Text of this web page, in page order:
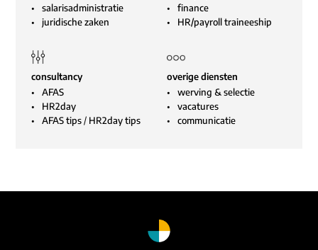
salarisadministratie
juridische zaken
finance
HR/payroll traineeship
consultancy
AFAS
HR2day
AFAS tips/ HR2day tips
overige diensten
werving & selectie
vacatures
communicatie